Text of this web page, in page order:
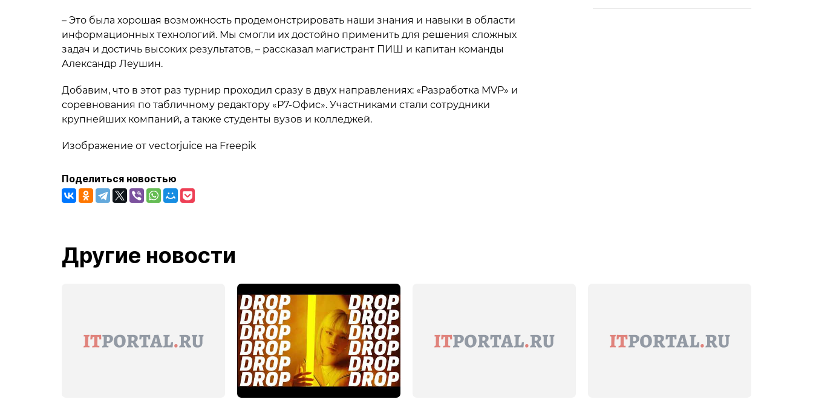
– Это была хорошая возможность продемонстрировать наши знания и навыки в области
информационных технологий. Мы смогли их достойно применить для решения сложных
задач и достичь высоких результатов, – рассказал магистрант ПИШ и капитан команды
Александр Леушин.
Добавим, что в этот раз турнир проходил сразу в двух направлениях: «Разработка MVP» и
соревнования по табличному редактору «Р7-Офис». Участниками стали сотрудники
крупнейших компаний, а также студенты вузов и колледжей.
Изображение от vectorjuice на Freepik
Поделиться новостью
Другие новости